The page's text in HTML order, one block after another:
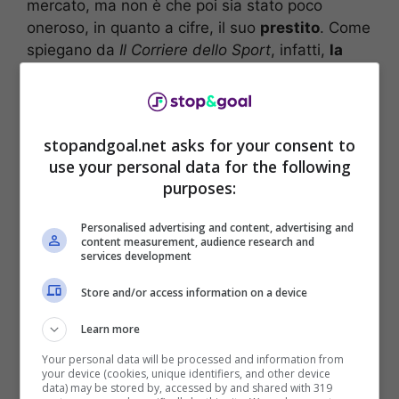
mercato, ma non è che poi sia stato poco
oneroso, in quanto a cifre, il suo prestito. Come
spiegano da Il Corriere dello Sport, infatti, la
. E lo stesso investimento è costato
milioni tra bonus, ingaggio e prestito secco.
se laJuventusreplicassel’accordo di un altro
anno in prestito, per Kolo Muani? Così da
accontentare tutti: la Juve, il PSG e il ragazzo
buio a Parigi.
stopandgoal.net asks for your consent to
use your personal data for the following
purposes:
Personalised advertising and content, advertising and
content measurement, audience research and
services development
Store and/or access information on a device
Learn more
Your personal data will be processed and information from
your device (cookies, unique identifiers, and other device
data) may be stored by, accessed by and shared with 319